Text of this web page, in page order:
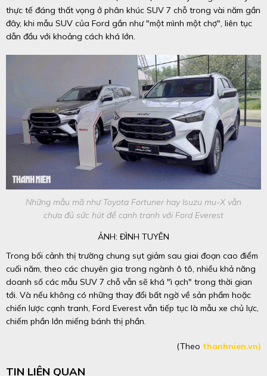
thực tế đáng thất vọng ở phân khúc SUV 7 chỗ trong vài năm gần
đây, khi mẫu SUV của Ford gần như "một mình một chợ", liên tục
dẫn đầu với khoảng cách khá lớn.
Những mẫu mã như Toyota Fortuner hay Isuzu mu-X vẫn
chưa đủ sức hút để cạnh tranh với Ford Everest
ẢNH: ĐÌNH TUYÊN
Trong bối cảnh thị trường chung sụt giảm sau giai đoạn cao điểm
cuối năm, theo các chuyên gia trong ngành ô tô, nhiều khả năng
doanh số các mẫu SUV 7 chỗ vẫn sẽ khá "ì ạch" trong thời gian
tới. Và nếu không có những thay đổi bất ngờ về sản phẩm hoặc
chiến lược cạnh tranh, Ford Everest vẫn tiếp tục là mẫu xe chủ lực,
chiếm phần lớn miếng bánh thị phần.
(Theo thanhnien.vn)
TIN LIÊN QUAN